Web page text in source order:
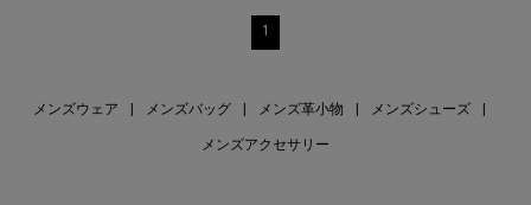
1
メンズウェア メンズバッグ メンズ革小物 メンズシューズ
メンズアクセサリー